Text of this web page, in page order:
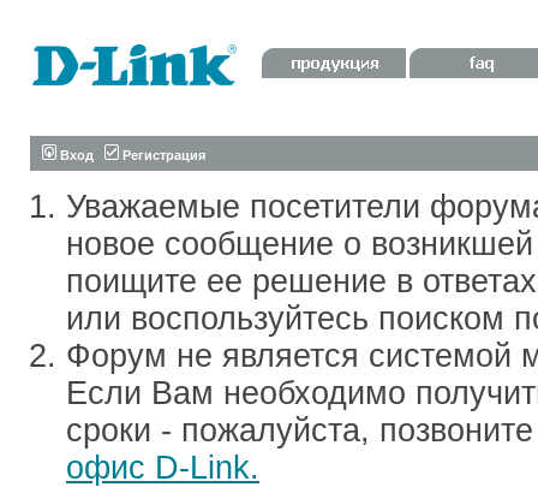
Вход Регистрация
Уважаемые посетители
новое сообщение о
поищите ее решение в
или воспользуйтесь поиском
Форум не является системой
Если Вам необходимо
сроки - пожалуйста,
офис D-Link.